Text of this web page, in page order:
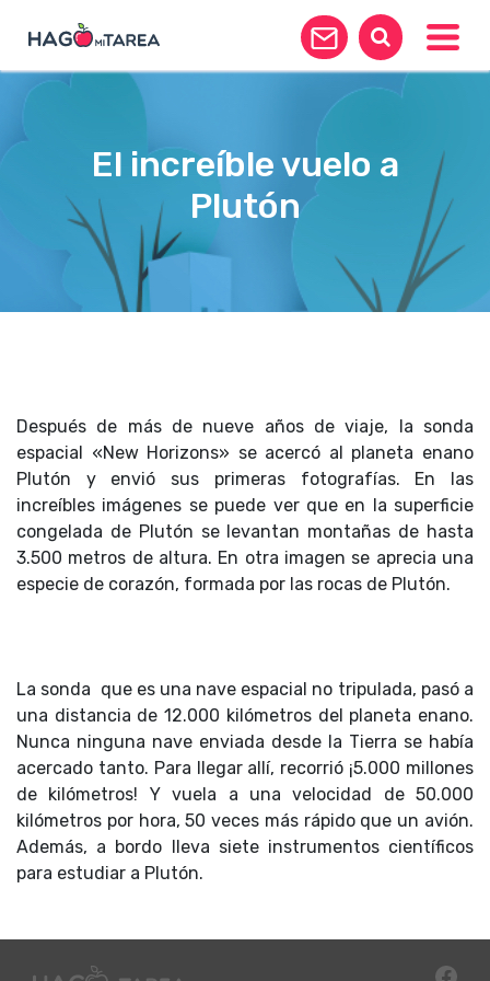
El increíble vuelo a
Plutón
Después de más de nueve años de viaje, la sonda
espacial «New Horizons» se acercó al planeta enano
Plutón y envió sus primeras fotografías. En las
increíbles imágenes se puede ver que en la superficie
congelada de Plutón se levantan montañas de hasta
3.500 metros de altura. En otra imagen se aprecia una
especie de corazón, formada por las rocas de Plutón.
La sonda que es una nave espacial no tripulada, pasó a
una distancia de 12.000 kilómetros del planeta enano.
Nunca ninguna nave enviada desde la Tierra se había
acercado tanto. Para llegar allí, recorrió ¡5.000 millones
de kilómetros! Y vuela a una velocidad de 50.000
kilómetros por hora, 50 veces más rápido que un avión.
Además, a bordo lleva siete instrumentos científicos
para estudiar a Plutón.